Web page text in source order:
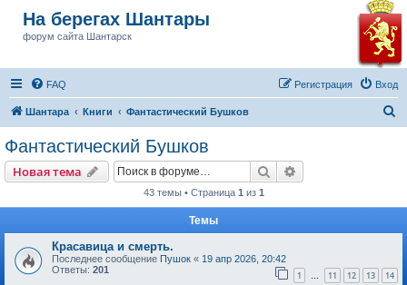
На берегах Шантары
форум сайта Шантарск
FAQ Вход
Регистрация
Шантара Книги Фантастический Бушков
Фантастический Бушков
Новая тема Поиск
43 темы • Страница 1 из 1
Темы
Красавица и смерть.
Последнее сообщение Пушок « 19 апр 2026, 20:42
Ответы: 201 1 … 11 12 13 14